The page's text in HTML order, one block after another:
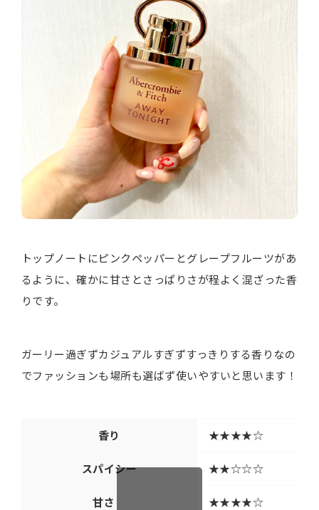
トップノートにピンクペッパーとグレープフルーツがあ
るように、確かに甘さとさっぱりさが程よく混ざった香
りです。
ガーリー過ぎずカジュアルすぎずすっきりする香りなの
でファッションも場所も選ばず使いやすいと思います！
香り ★★★★☆
スパイシー ★★☆☆☆
甘さ ★★★★☆